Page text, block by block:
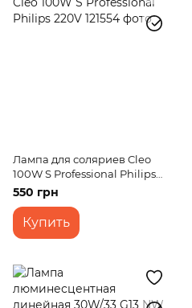
Лампа для соляриев Cleo
100W S Professional Philips
220V
550 грн
Купить